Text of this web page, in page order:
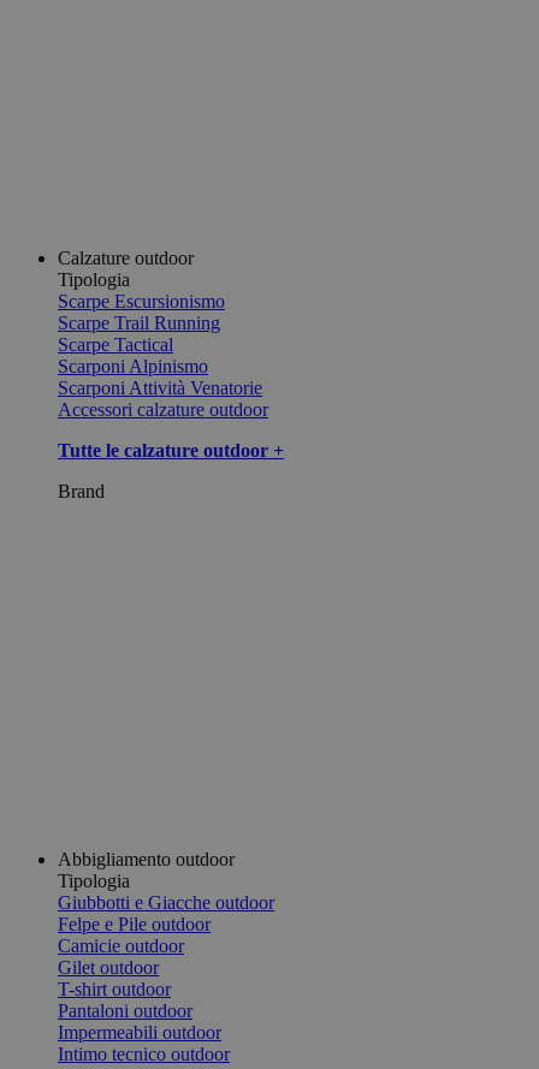
Calzature outdoor
Tipologia
Scarpe Escursionismo
Scarpe Trail Running
Scarpe Tactical
Scarponi Alpinismo
Scarponi Attività Venatorie
Accessori calzature outdoor
Tutte le calzature outdoor +
Brand
Abbigliamento outdoor
Tipologia
Giubbotti e Giacche outdoor
Felpe e Pile outdoor
Camicie outdoor
Gilet outdoor
T-shirt outdoor
Pantaloni outdoor
Impermeabili outdoor
Intimo tecnico outdoor